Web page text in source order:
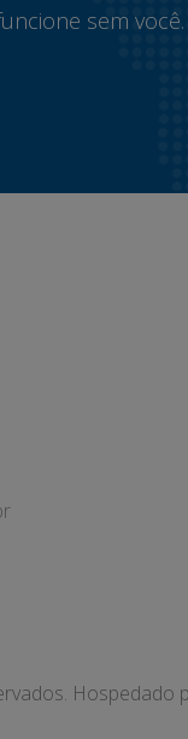
sem você.
Hospedado